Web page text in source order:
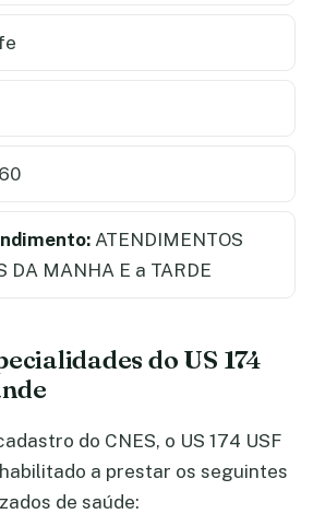
ATENDIMENTOS
DA MANHA E a TARDE
do US 174
do CNES, o US 174 USF
a prestar os seguintes
de saúde: